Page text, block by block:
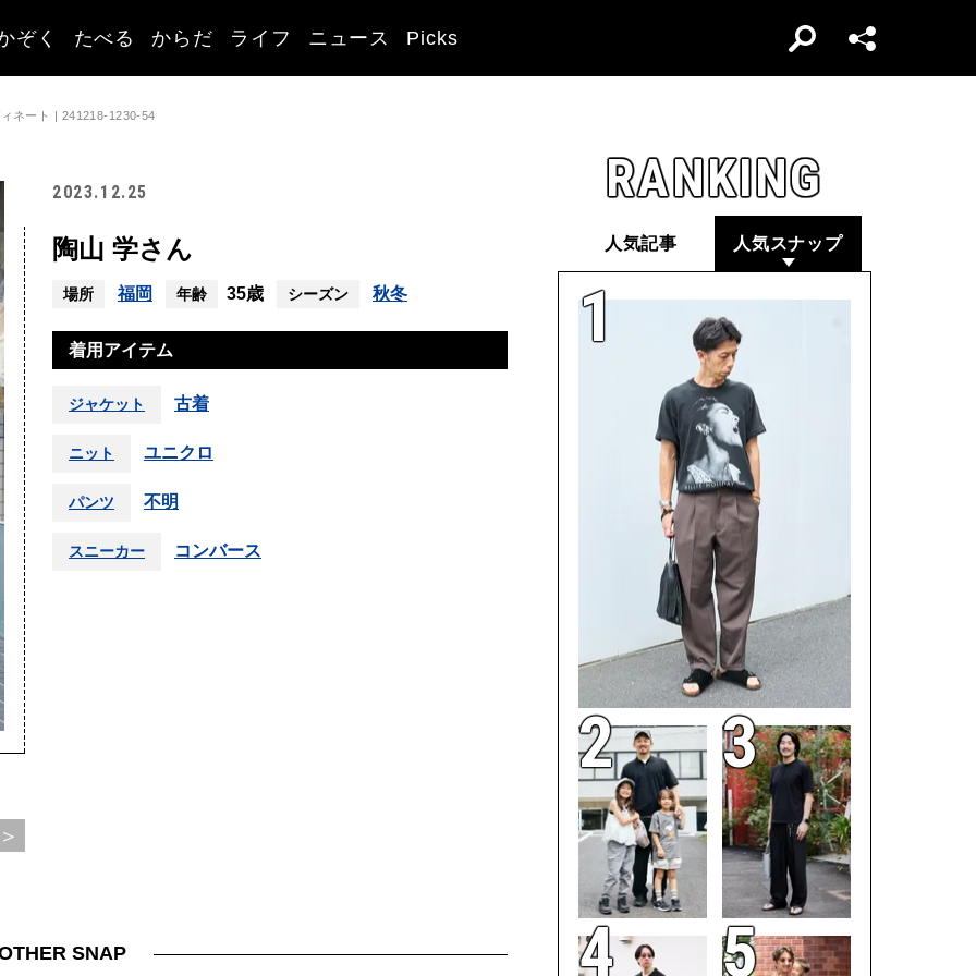
ぞく たべる からだ ライフ ニュース Picks
ネート | 241218-1230-54
2023.12.25
陶山 学さん
場所 福岡 年齢 35歳 シーズン 秋冬
着用アイテム
ジャケット 古着
ニット ユニクロ
パンツ 不明
スニーカー コンバース
SNAP
RANKING
人気記事 人気スナップ